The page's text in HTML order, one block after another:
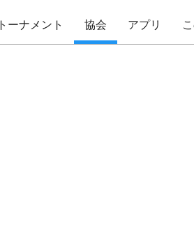
トーナメント 協会 アプリ